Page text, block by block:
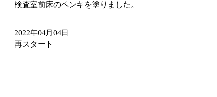
検査室前床のペンキを塗りました。
2022年04月04日
再スタート